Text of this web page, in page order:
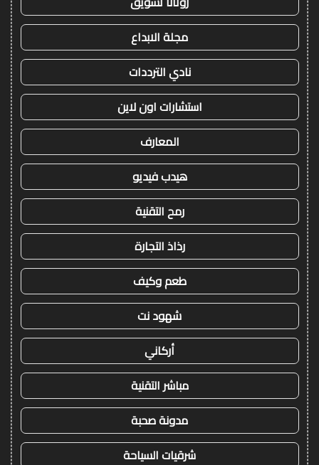
مجلة الابداع
نادي الترددات
استشارات اون لاين
المعارف
هيدب فيديو
رمح التقنية
رذاذ التجارة
طعم وكيف
شهود نت
أركاني
مباشر التقنية
مدونة صحبة
شرقيات السياحة